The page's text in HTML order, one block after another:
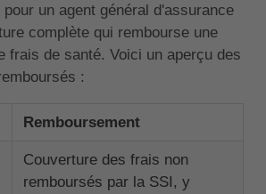
un agent général d'assurance
complète qui rembourse une
frais de santé. Voici un aperçu des
:
Remboursement
Couverture des frais non
remboursés par la SSI, y